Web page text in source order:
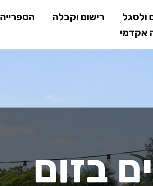
לתוכן
המרכזי
ולסגל רישום וקבלה
הספרייה
אקדמי
בזום